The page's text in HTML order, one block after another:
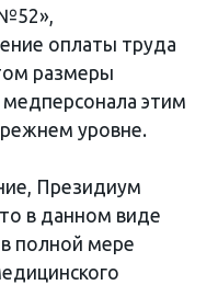
№52»,
оплаты труда
размеры
этим
уровне.
Президиум
в данном виде
полной мере